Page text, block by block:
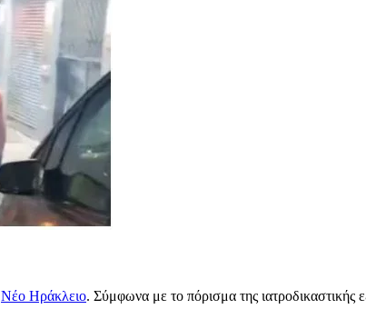
Νέο Ηράκλειο. Σύμφωνα με το πόρισμα της ιατροδικαστικής